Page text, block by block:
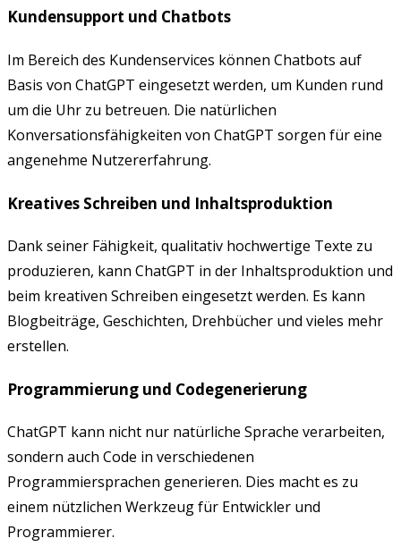
Kundensupport und Chatbots
Im Bereich des Kundenservices können Chatbots auf
Basis von ChatGPT eingesetzt werden, um Kunden rund
um die Uhr zu betreuen. Die natürlichen
Konversationsfähigkeiten von ChatGPT sorgen für eine
angenehme Nutzererfahrung.
Kreatives Schreiben und Inhaltsproduktion
Dank seiner Fähigkeit, qualitativ hochwertige Texte zu
produzieren, kann ChatGPT in der Inhaltsproduktion und
beim kreativen Schreiben eingesetzt werden. Es kann
Blogbeiträge, Geschichten, Drehbücher und vieles mehr
erstellen.
Programmierung und Codegenerierung
ChatGPT kann nicht nur natürliche Sprache verarbeiten,
sondern auch Code in verschiedenen
Programmiersprachen generieren. Dies macht es zu
einem nützlichen Werkzeug für Entwickler und
Programmierer.